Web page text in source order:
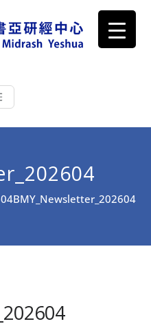
書亞研經中心
根源明白聖經，成為更好的門徒
BMY_Newsletter_202604